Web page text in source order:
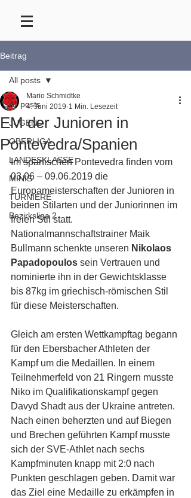
Beitrag
All posts
JUGEND
OBERLIGA
LANDESKLASSE
MINIS
TURNIERE
Bezirksliga 2
All posts
EM der Junioren in
Pontevedra/Spanien
Mario Schmidtke
4. Juni 2019 1 Min. Lesezeit
Im spanischen Pontevedra finden vom
03.06 – 09.06.2019 die
Europameisterschaften der Junioren in
beiden Stilarten und der Juniorinnen im
freien Stil statt.
Nationalmannschaftstrainer Maik
Bullmann schenkte unseren Nikolaos
Papadopoulos sein Vertrauen und
nominierte ihn in der Gewichtsklasse
bis 87kg im griechisch-römischen Stil
für diese Meisterschaften.
Gleich am ersten Wettkampftag begann
für den Ebersbacher Athleten der
Kampf um die Medaillen. In einem
Teilnehmerfeld von 21 Ringern musste
Niko im Qualifikationskampf gegen
Davyd Shadt aus der Ukraine antreten.
Nach einen beherzten und auf Biegen
und Brechen geführten Kampf musste
sich der SVE-Athlet nach sechs
Kampfminuten knapp mit 2:0 nach
Punkten geschlagen geben. Damit war
das Ziel eine Medaille zu erkämpfen in